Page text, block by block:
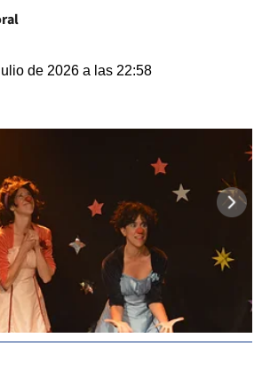
de 2026 a las 22:58